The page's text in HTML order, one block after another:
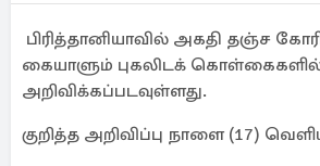
பிரித்தானியாவில் அகதி தஞ்ச
கையாளும் புகலிடக்
அறிவிக்கப்படவுள்ளது.
குறித்த அறிவிப்பு நாளை (17)